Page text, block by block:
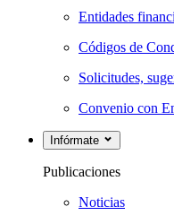
Entidades
Códigos de
Solicitudes,
Convenio con
Infórmate
Publicaciones
Noticias